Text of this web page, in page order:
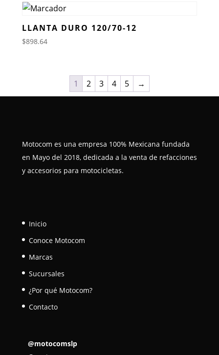
LLANTA DURO 120/70-12
$898.64
1 2 3 4 5 →
Motocom es una empresa 100% Mexicana fundada
en Mayo del 2018, dedicada a la venta de refacciones
y accesorios para motocicletas.
Inicio
Conoce Motocom
Marcas
Sucursales
¿Por qué Motocom?
Contacto
@motocomslp